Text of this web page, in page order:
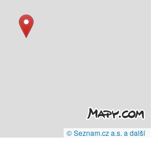
© Seznam.cz a.s. a další